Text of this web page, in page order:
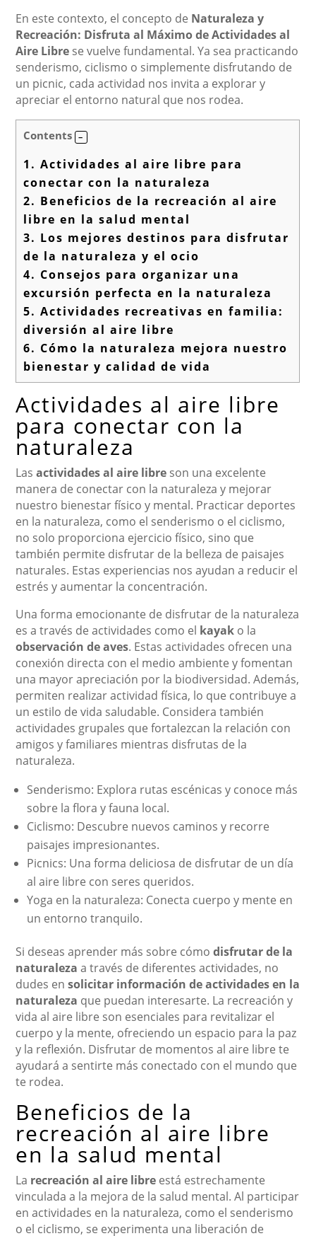
En este contexto, el concepto de Naturaleza y
Recreación: Disfruta al Máximo de Actividades al
Aire Libre se vuelve fundamental. Ya sea practicando
senderismo, ciclismo o simplemente disfrutando de
un picnic, cada actividad nos invita a explorar y
apreciar el entorno natural que nos rodea.
Contents
1. Actividades al aire libre para
conectar con la naturaleza
2. Beneficios de la recreación al aire
libre en la salud mental
3. Los mejores destinos para disfrutar
de la naturaleza y el ocio
4. Consejos para organizar una
excursión perfecta en la naturaleza
5. Actividades recreativas en familia:
diversión al aire libre
6. Cómo la naturaleza mejora nuestro
bienestar y calidad de vida
Actividades al aire libre
para conectar con la
naturaleza
Lasactividades al aire libre son una excelente
manera de conectar con la naturaleza y mejorar
nuestro bienestar físico y mental. Practicar deportes
en la naturaleza, como el senderismo o el ciclismo,
no solo proporciona ejercicio físico, sino que
también permite disfrutar de la belleza de paisajes
naturales. Estas experiencias nos ayudan a reducir el
estrés y aumentar la concentración.
Una forma emocionante de disfrutar de la naturaleza
es a través de actividades como el kayak o la
observación de aves. Estas actividades ofrecen una
conexión directa con el medio ambiente y fomentan
una mayor apreciación por la biodiversidad. Además,
permiten realizar actividad física, lo que contribuye a
un estilo de vida saludable. Considera también
actividades grupales que fortalezcan la relación con
amigos y familiares mientras disfrutas de la
naturaleza.
Senderismo: Explora rutas escénicas y conoce más
sobre la flora y fauna local.
Ciclismo: Descubre nuevos caminos y recorre
paisajes impresionantes.
Picnics: Una forma deliciosa de disfrutar de un día
al aire libre con seres queridos.
Yoga en la naturaleza: Conecta cuerpo y mente en
un entorno tranquilo.
Si deseas aprender más sobre cómodisfrutar de la
naturaleza a través de diferentes actividades, no
dudes ensolicitar información de actividades en la
naturaleza que puedan interesarte. La recreación y
vida al aire libre son esenciales para revitalizar el
cuerpo y la mente, ofreciendo un espacio para la paz
y la reflexión. Disfrutar de momentos al aire libre te
ayudará a sentirte más conectado con el mundo que
te rodea.
Beneficios de la
recreación al aire libre
en la salud mental
La recreación al aire libre está estrechamente
vinculada a la mejora de la salud mental. Al participar
en actividades en la naturaleza, como el senderismo
o el ciclismo, se experimenta una liberación de